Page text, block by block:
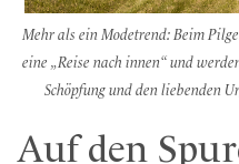
Mehr als ein Modetrend: Beim
eine „Reise nach innen“ und
Schöpfung und den liebenden
Auf den